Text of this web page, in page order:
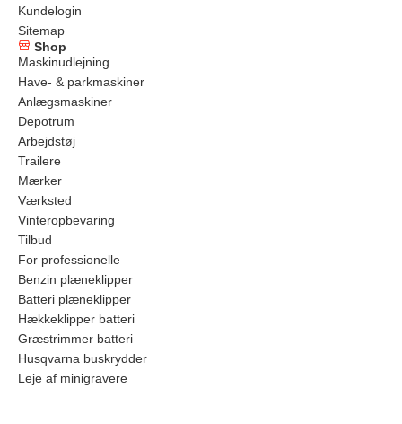
Kundelogin
Sitemap
Shop
Maskinudlejning
Have- & parkmaskiner
Anlægsmaskiner
Depotrum
Arbejdstøj
Trailere
Mærker
Værksted
Vinteropbevaring
Tilbud
For professionelle
Benzin plæneklipper
Batteri plæneklipper
Hækkeklipper batteri
Græstrimmer batteri
Husqvarna buskrydder
Leje af minigravere